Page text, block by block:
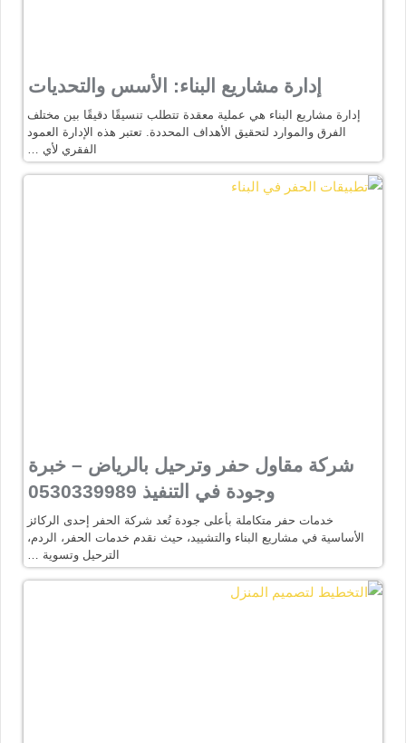
إدارة مشاريع البناء: الأسس والتحديات
إدارة مشاريع البناء هي عملية معقدة تتطلب تنسيقًا دقيقًا بين مختلف
الفرق والموارد لتحقيق الأهداف المحددة. تعتبر هذه الإدارة العمود
الفقري لأي …
شركة مقاول حفر وترحيل بالرياض – خبرة
وجودة في التنفيذ 0530339989
خدمات حفر متكاملة بأعلى جودة تُعد شركة الحفر إحدى الركائز
الأساسية في مشاريع البناء والتشييد، حيث نقدم خدمات الحفر، الردم،
الترحيل وتسوية …